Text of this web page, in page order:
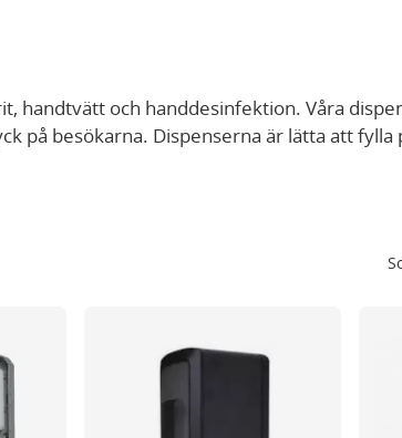
handtvätt och handdesinfektion. Våra
på besökarna. Dispenserna är lätta att fylla
Tork och Liv som alla är kända för sin